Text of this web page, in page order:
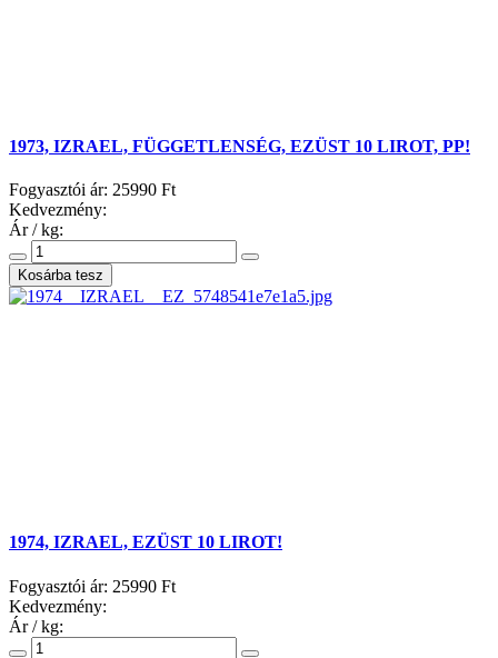
1973, IZRAEL, FÜGGETLENSÉG, EZÜST 10 LIROT, PP!
Fogyasztói ár: 25990 Ft
Kedvezmény:
Ár / kg:
1974, IZRAEL, EZÜST 10 LIROT!
Fogyasztói ár: 25990 Ft
Kedvezmény:
Ár / kg: